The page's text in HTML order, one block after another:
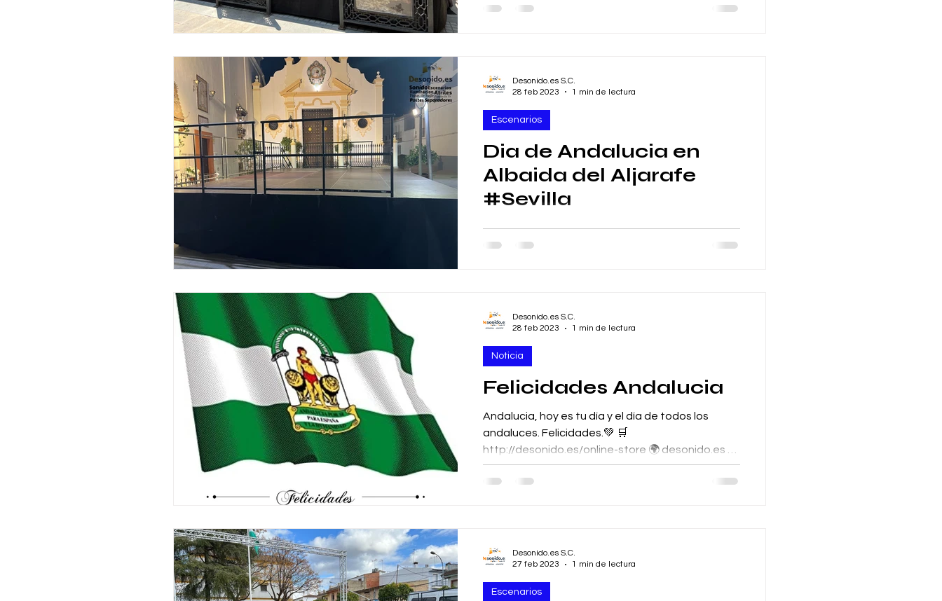
Dia de Andalucia en
Albaida del Aljarafe
#Sevilla
Albaida del Aljarafe #Sevilla celebra el día de
Andalucia con un escenario de 6x5 metros. 🛒
Escenarios
Desonido.es S.C.
28 feb 2023
1 min de lectura
Felicidades Andalucia
Andalucia, hoy es tu día y el día de todos los
andaluces. Felicidades.💚 🛒
http://desonido.es/online-store 🌍 desonido.es 📱
699060364 -...
Noticia
Desonido.es S.C.
28 feb 2023
1 min de lectura
Escenarios
Desonido.es S.C.
27 feb 2023
1 min de lectura